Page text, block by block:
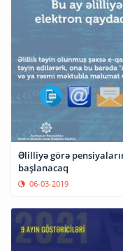
Əlilliyə görə
başlanacaq
06-03-2019